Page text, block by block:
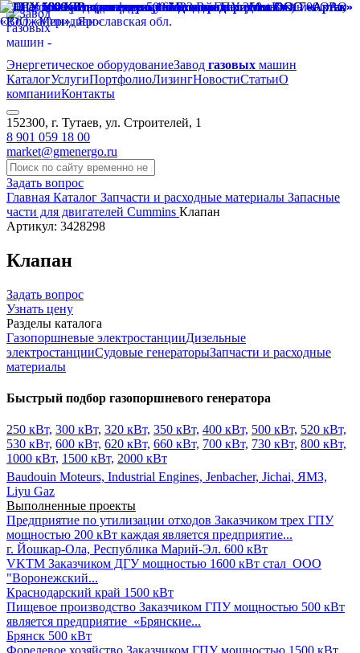
Энергетическое оборудованиеЗавод газовых машин
КаталогУслугиПортфолиоЛизингНовостиСтатьиО
компанииКонтакты
152300, г. Тутаев, ул. Строителей, 1
8 901 059 18 00
market@gmenergo.ru
Задать вопрос
Главная Каталог Запчасти и расходные материалы Запасные
части для двигателей Cummins Клапан
Артикул: 3428298
Клапан
Задать вопрос
Узнать цену
Разделы каталога
Газопоршневые электростанцииДизельные
электростанцииСудовые генераторыЗапчасти и расходные
материалы
Быстрый подбор газопоршневого генератора
250 кВт, 300 кВт, 320 кВт, 350 кВт, 400 кВт, 500 кВт, 520 кВт,
530 кВт, 600 кВт, 620 кВт, 660 кВт, 700 кВт, 730 кВт, 800 кВт,
1000 кВт, 1500 кВт, 2000 кВт
Baudouin Moteurs, Industrial Engines, Jenbacher, Jichai, ЯМЗ,
Liyu Gaz
Выполненные проекты
Предприятие по утилизации отходов Заказчиком трех ГПУ
мощностью 200 кВт каждая является предприятие...
г. Йошкар-Ола, Республика Марий-Эл. 600 кВт
VKTM Заказчиком ДГУ мощностью 1600 кВт стал ООО
"Воронежский...
Краснодарский край 1500 кВт
Пищевое производство Заказчиком ГПУ мощностью 500 кВт
является предприятие «Брянские...
Брянск 500 кВт